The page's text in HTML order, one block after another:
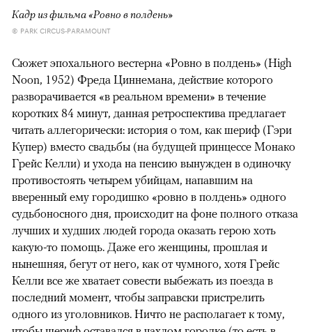
Кадр из фильма «Ровно в полдень»
© PARK CIRCUS-PARAMOUNT
Сюжет эпохального вестерна «Ровно в полдень» (High
Noon, 1952) Фреда Циннемана, действие которого
разворачивается «в реальном времени» в течение
коротких 84 минут, данная ретроспектива предлагает
читать аллегорически: история о том, как шериф (Гэри
Купер) вместо свадьбы (на будущей принцессе Монако
Грейс Келли) и ухода на пенсию вынужден в одиночку
противостоять четырем убийцам, напавшим на
вверенный ему городишко «ровно в полдень» одного
судьбоносного дня, происходит на фоне полного отказа
лучших и худших людей города оказать герою хоть
какую-то помощь. Даже его женщины, прошлая и
нынешняя, бегут от него, как от чумного, хотя Грейс
Келли все же хватает совести выбежать из поезда в
последний момент, чтобы заправски пристрелить
одного из уголовников. Ничто не располагает к тому,